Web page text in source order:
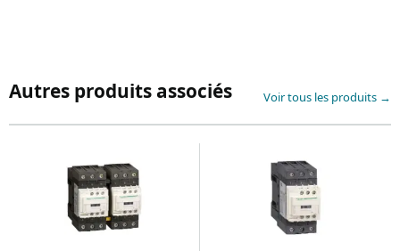
Autres produits associés Voir tous les produits →